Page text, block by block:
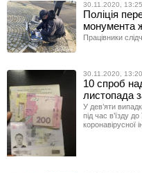
30.11.2020, 13:25
Поліція
монумента
Працівники
30.11.2020, 13:20
10 спроб
листопада
У дев’яти
під час в’їзду
коронавірусної